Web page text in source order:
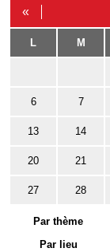
«
L M
6 7
13 14
20 21
27 28
Par thème
Par lieu